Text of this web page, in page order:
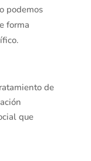
podemos
forma
de
que